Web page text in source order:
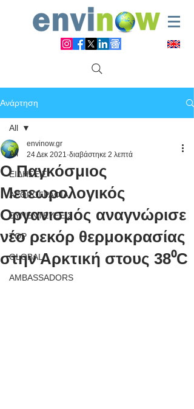
Ανάρτηση
All
ΕΙΔΗΣΕΙΣ
ΑΡΘΡΟΓΡΑΦΙΑ
ΣΥΝΕΝΤΕΥΞΕΙΣ
TOP
GLOBAL
AMBASSADORS
All
Ο Παγκόσμιος
Μετεωρολογικός
Οργανισμός αναγνώρισε
νέο ρεκόρ θερμοκρασίας
στην Αρκτική στους 38⁰C
envinow.gr
24 Δεκ 2021 διαβάστηκε 2 λεπτά